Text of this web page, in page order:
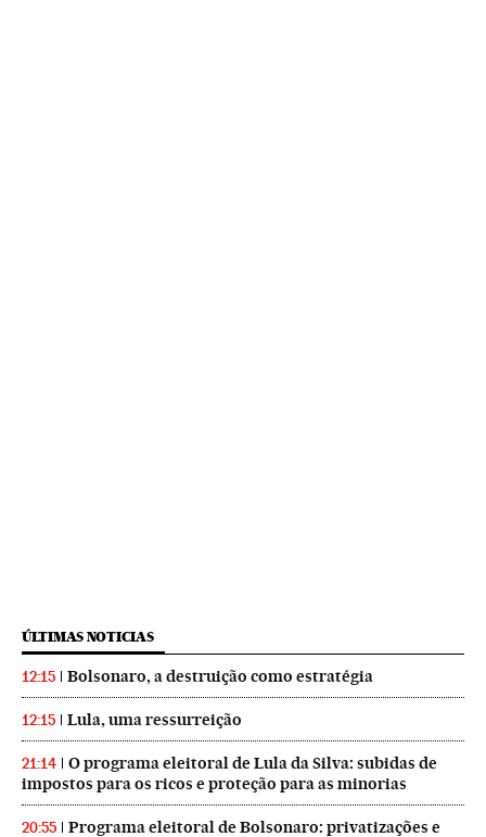
ÚLTIMAS NOTICIAS
12:15 Bolsonaro, a destruição como estratégia
12:15 Lula, uma ressurreição
21:14
O programa eleitoral de Lula da Silva: subidas de
impostos para os ricos e proteção para as minorias
20:55
Programa eleitoral de Bolsonaro: privatizações e